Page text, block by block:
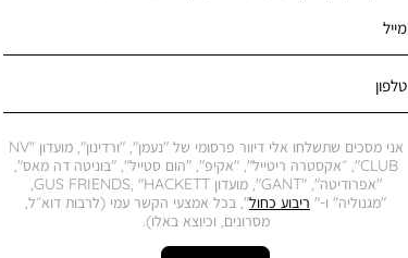
מייל
טלפון
אני מסכים שתשלחו אלי דיוור פרסומי של "נעמן", "ורדינון", מועדון "NV
CLUB", ״אקסטרה ריטייל", "אקיפ", "הום סטייל", "בוניטה דה מאס",
"אפרודיטה", "GANT", מועדון GUS FRIENDS, "HACKETT,
"מגנוליה" ו-" ריבוע כחול", בכל אמצעי הקשר עמי (לרבות דוא״ל,
מסרונים, וכיוצא באלו).